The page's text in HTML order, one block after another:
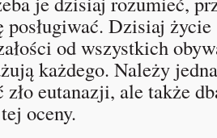
Dzisiaj życie
od wszystkich
każdego. Należy
eutanazji, ale także
oceny.